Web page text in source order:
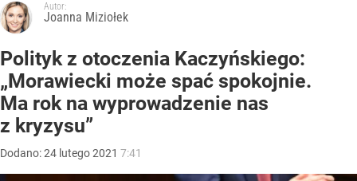
Autor:
Joanna Miziołek
Polityk z otoczenia Kaczyńskiego:
„Morawiecki może spać spokojnie.
Ma rok na wyprowadzenie nas
z kryzysu”
Dodano:24 lutego2021 7:41